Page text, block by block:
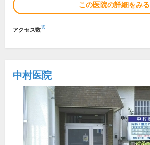
この医院の詳細をみる
アクセス数※
中村医院